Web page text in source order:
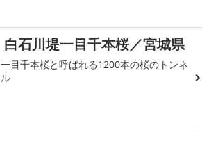
白石川堤一目千本桜／宮城県
一目千本桜と呼ばれる1200本の桜のトンネ
ル